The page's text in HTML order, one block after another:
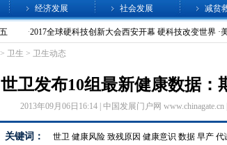
经济发展 社会发展 减贫
> 卫生 > 卫生动态
世卫发布10组最新健康数据：
2013年09月06日16:14 | 中国发展门户网 www.chinagate.cn |
关键词： 世卫 健康风险 致残原因 健康意识 数据 早产 代